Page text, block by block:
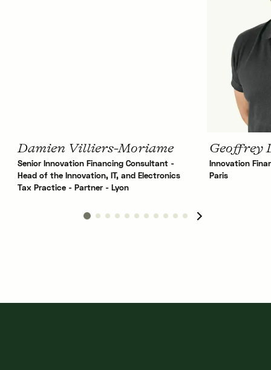
Damien Villiers-Moriame
Senior Innovation Financing Consultant -
Head of the Innovation, IT, and Electronics
Tax Practice - Partner - Lyon
Geoffrey
Innovation
Paris